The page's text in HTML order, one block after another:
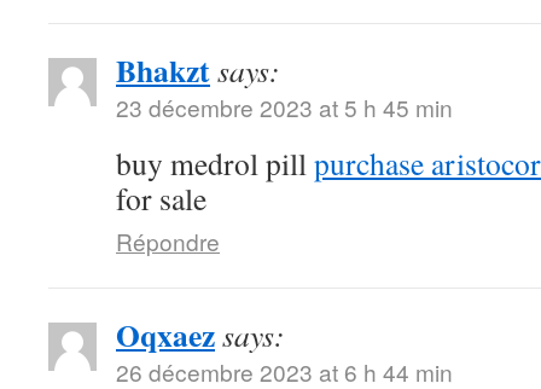
Bhakztsays:
23 décembre 2023 at 5 h 45 min
buy medrol pillpurchase
for sale
Répondre
Oqxaezsays:
26 décembre 2023 at 6 h 44 min